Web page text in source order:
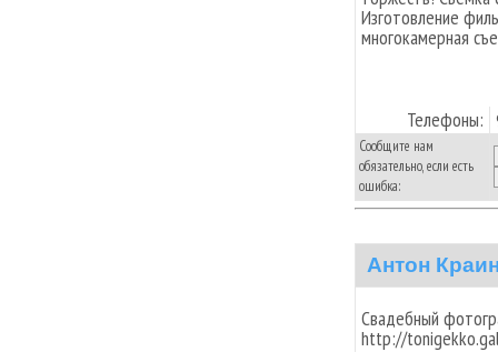
Изготовление
многокамерная
Телефоны:
Сообщите нам
обязательно, если есть
ошибка:
Антон
Свадебный
http://